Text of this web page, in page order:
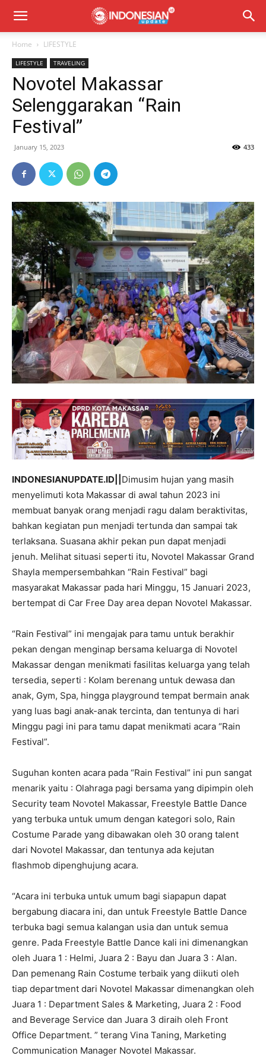
Home LIFESTYLE
LIFESTYLE TRAVELING
Novotel Makassar
Selenggarakan “Rain
Festival”
January 15, 2023 433
INDONESIANUPDATE.ID|| Dimusim hujan yang masih
menyelimuti kota Makassar di awal tahun 2023 ini
membuat banyak orang menjadi ragu dalam beraktivitas,
bahkan kegiatan pun menjadi tertunda dan sampai tak
terlaksana. Suasana akhir pekan pun dapat menjadi
jenuh. Melihat situasi seperti itu, Novotel Makassar Grand
Shayla mempersembahkan “Rain Festival” bagi
masyarakat Makassar pada hari Minggu, 15 Januari 2023,
bertempat di Car Free Day area depan Novotel Makassar.
“Rain Festival” ini mengajak para tamu untuk berakhir
pekan dengan menginap bersama keluarga di Novotel
Makassar dengan menikmati fasilitas keluarga yang telah
tersedia, seperti : Kolam berenang untuk dewasa dan
anak, Gym, Spa, hingga playground tempat bermain anak
yang luas bagi anak-anak tercinta, dan tentunya di hari
Minggu pagi ini para tamu dapat menikmati acara “Rain
Festival”.
Suguhan konten acara pada “Rain Festival” ini pun sangat
menarik yaitu : Olahraga pagi bersama yang dipimpin oleh
Security team Novotel Makassar, Freestyle Battle Dance
yang terbuka untuk umum dengan kategori solo, Rain
Costume Parade yang dibawakan oleh 30 orang talent
dari Novotel Makassar, dan tentunya ada kejutan
flashmob dipenghujung acara.
“Acara ini terbuka untuk umum bagi siapapun dapat
bergabung diacara ini, dan untuk Freestyle Battle Dance
terbuka bagi semua kalangan usia dan untuk semua
genre. Pada Freestyle Battle Dance kali ini dimenangkan
oleh Juara 1 : Helmi, Juara 2 : Bayu dan Juara 3 : Alan.
Dan pemenang Rain Costume terbaik yang diikuti oleh
tiap department dari Novotel Makassar dimenangkan oleh
Juara 1 : Department Sales & Marketing, Juara 2 : Food
and Beverage Service dan Juara 3 diraih oleh Front
Office Department. ” terang Vina Taning, Marketing
Communication Manager Novotel Makassar.